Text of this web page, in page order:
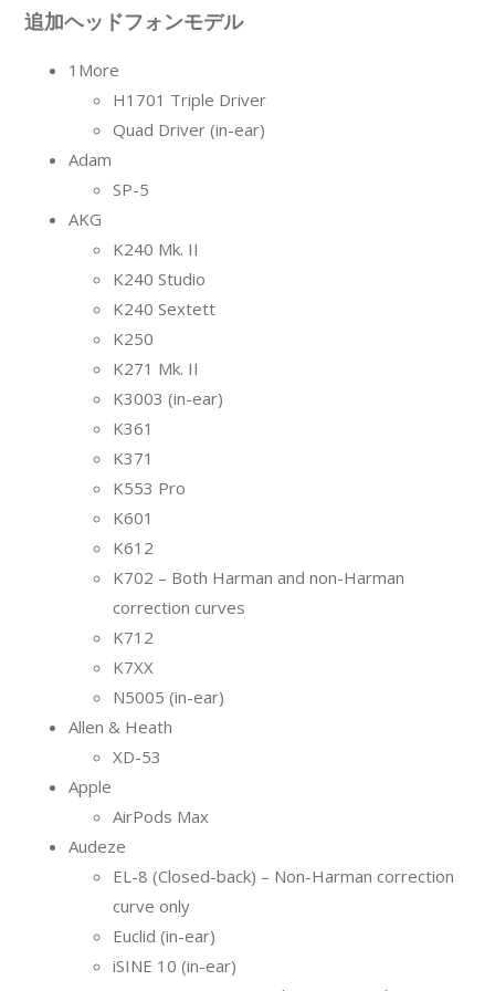
追加ヘッドフォンモデル
1More
H1701 Triple Driver
Quad Driver (in-ear)
Adam
SP-5
AKG
K240 Mk. II
K240 Studio
K240 Sextett
K250
K271 Mk. II
K3003 (in-ear)
K361
K371
K553 Pro
K601
K612
K702 – Both Harman and non-Harman
correction curves
K712
K7XX
N5005 (in-ear)
Allen & Heath
XD-53
Apple
AirPods Max
Audeze
EL-8 (Closed-back) – Non-Harman correction
curve only
Euclid (in-ear)
iSINE 10 (in-ear)